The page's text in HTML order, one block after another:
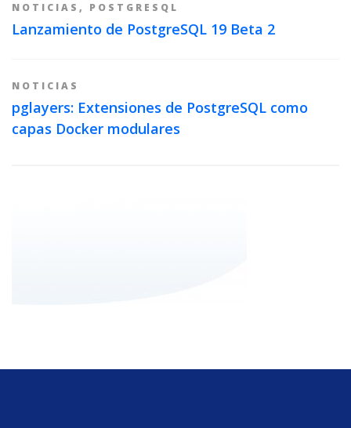
NOTICIAS , POSTGRESQL
Lanzamiento de PostgreSQL 19 Beta 2
NOTICIAS
pglayers: Extensiones de PostgreSQL como
capas Docker modulares